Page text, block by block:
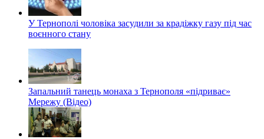
У Тернополі чоловіка засудили за крадіжку газу під час
воєнного стану
Запальний танець монаха з Тернополя «підриває»
Мережу (Відео)